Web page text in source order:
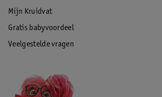
Mijn Kruidvat
Gratis babyvoordeel
Veelgestelde vragen